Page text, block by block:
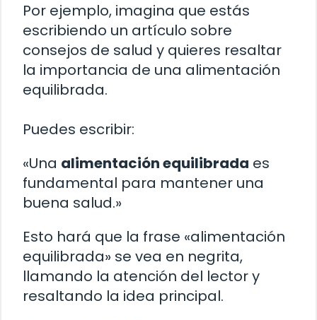
Por ejemplo, imagina que estás
escribiendo un artículo sobre
consejos de salud y quieres resaltar
la importancia de una alimentación
equilibrada.
Puedes escribir:
«Una alimentación equilibrada es
fundamental para mantener una
buena salud.»
Esto hará que la frase «alimentación
equilibrada» se vea en negrita,
llamando la atención del lector y
resaltando la idea principal.